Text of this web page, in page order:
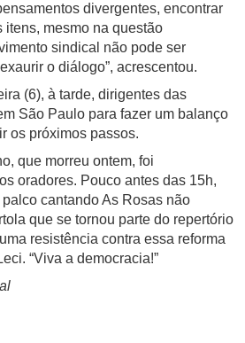
divergentes, encontrar
mesmo na questão
sindical não pode ser
o diálogo”, acrescentou.
(6), à tarde, dirigentes das
São Paulo para fazer um balanço
os próximos passos.
que morreu ontem, foi
oradores. Pouco antes das 15h,
cantando As Rosas não
que se tornou parte do repertório
resistência contra essa reforma
“Viva a democracia!”